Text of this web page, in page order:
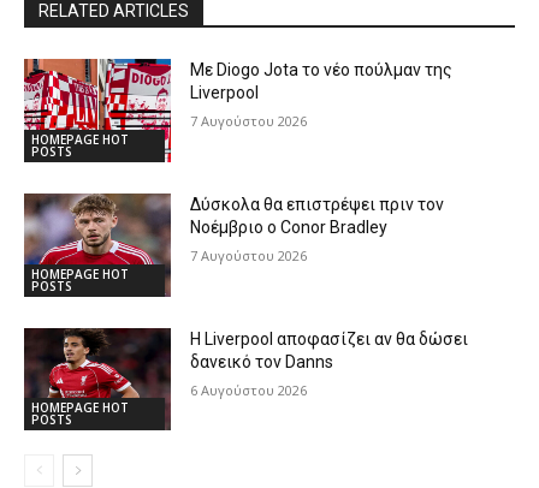
RELATED ARTICLES
HOMEPAGE HOT
POSTS
Με Diogo Jota το νέο πούλμαν της
Liverpool
7 Αυγούστου 2026
HOMEPAGE HOT
POSTS
Δύσκολα θα επιστρέψει πριν τον
Νοέμβριο ο Conor Bradley
7 Αυγούστου 2026
HOMEPAGE HOT
POSTS
Η Liverpool αποφασίζει αν θα δώσει
δανεικό τον Danns
6 Αυγούστου 2026